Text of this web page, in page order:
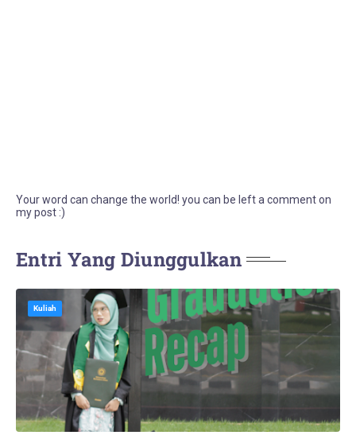
Your word can change the world! you can be left a comment on
my post :)
Entri Yang Diunggulkan
Kuliah